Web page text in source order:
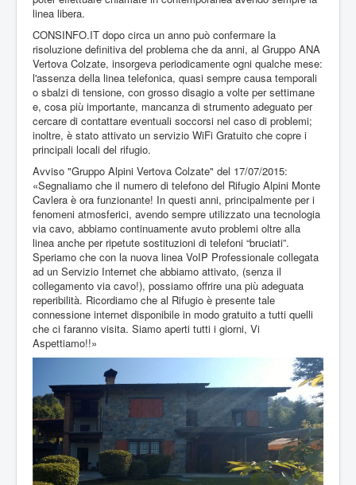
linea libera.
CONSINFO.IT dopo circa un anno può confermare la
risoluzione definitiva del problema che da anni, al Gruppo ANA
Vertova Colzate, insorgeva periodicamente ogni qualche mese:
l'assenza della linea telefonica, quasi sempre causa temporali
o sbalzi di tensione, con grosso disagio a volte per settimane
e, cosa più importante, mancanza di strumento adeguato per
cercare di contattare eventuali soccorsi nel caso di problemi;
inoltre, è stato attivato un servizio WiFi Gratuito che copre i
principali locali del rifugio.
Avviso "Gruppo Alpini Vertova Colzate" del 17/07/2015:
«Segnaliamo che il numero di telefono del Rifugio Alpini Monte
Cavlera è ora funzionante! In questi anni, principalmente per i
fenomeni atmosferici, avendo sempre utilizzato una tecnologia
via cavo, abbiamo continuamente avuto problemi oltre alla
linea anche per ripetute sostituzioni di telefoni “bruciati”.
Speriamo che con la nuova linea VoIP Professionale collegata
ad un Servizio Internet che abbiamo attivato, (senza il
collegamento via cavo!), possiamo offrire una più adeguata
reperibilità. Ricordiamo che al Rifugio è presente tale
connessione internet disponibile in modo gratuito a tutti quelli
che ci faranno visita. Siamo aperti tutti i giorni, Vi
Aspettiamo!!»